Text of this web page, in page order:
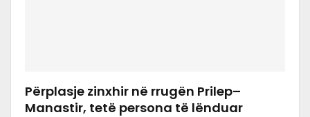
Përplasje zinxhir në rrugën Prilep–
Manastir, tetë persona të lënduar